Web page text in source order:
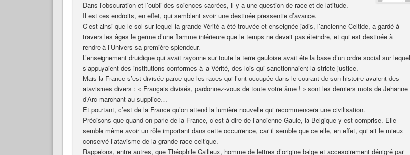
Dans l’obscuration et l’oubli des sciences sacrées, il y a une question de race et de latitude.
Il est des endroits, en effet, qui semblent avoir une destinée pressentie d’avance.
C’est ainsi que le sol sur lequel la grande Vérité a été trouvée et enseignée jadis, l’ancienne Celtide, a gardé à
travers les âges le germe d’une flamme intérieure que le temps ne devait pas éteindre, et qui est destinée à
rendre à l’Univers sa première splendeur.
L’enseignement druidique qui avait rayonné sur toute la terre gauloise avait été la base d’un ordre social sur lequel
s’appuyaient des institutions conformes à la Vérité, des lois qui sanctionnaient la stricte justice.
Mais la France s’est divisée parce que les races qui l’ont occupée dans le courant de son histoire avaient des
atavismes divers : « Français divisés, pardonnez-vous de toute votre âme ! » sont les derniers mots de Jehanne
d’Arc marchant au supplice…
Et pourtant, c’est de la France qu’on attend la lumière nouvelle qui recommencera une civilisation.
Précisons que quand on parle de la France, c’est-à-dire de l’ancienne Gaule, la Belgique y est comprise. Elle
semble même avoir un rôle important dans cette occurrence, car il semble que ce elle, en effet, qui ait le mieux
conservé l’atavisme de la grande race celtique.
Rappelons, entre autres, que Théophile Cailleux, homme de lettres d’origine belge et accesoirement dénigré par